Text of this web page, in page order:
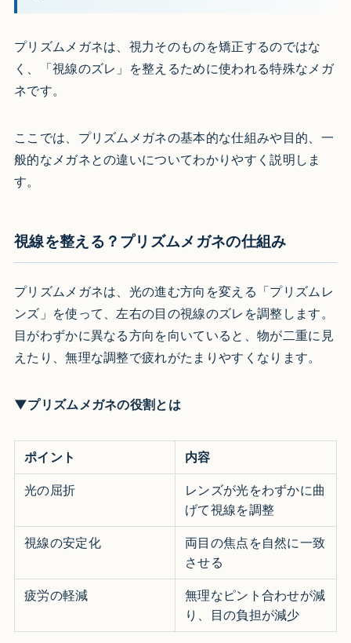
プリズムメガネは、視力そのものを矯正するのではな
く、「視線のズレ」を整えるために使われる特殊なメガ
ネです。
ここでは、プリズムメガネの基本的な仕組みや目的、一
般的なメガネとの違いについてわかりやすく説明しま
す。
視線を整える？プリズムメガネの仕組み
プリズムメガネは、光の進む方向を変える「プリズムレ
ンズ」を使って、左右の目の視線のズレを調整します。
目がわずかに異なる方向を向いていると、物が二重に見
えたり、無理な調整で疲れがたまりやすくなります。
▼プリズムメガネの役割とは
ポイント 内容
光の屈折
レンズが光をわずかに曲
げて視線を調整
視線の安定化
両目の焦点を自然に一致
させる
疲労の軽減
無理なピント合わせが減
り、目の負担が減少